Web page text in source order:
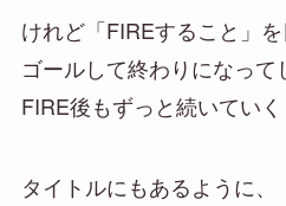
けれど「FIREすること」を
ゴールして終わりになっ
FIRE後もずっと続いていく
タイトルにもあるように、